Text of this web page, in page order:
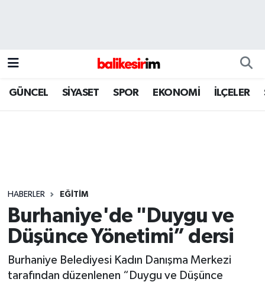
GÜNCEL SİYASET SPOR EKONOMİ İLÇELER
HABERLER EĞİTİM
Burhaniye'de "Duygu ve
Düşünce Yönetimi” dersi
Burhaniye Belediyesi Kadın Danışma Merkezi
tarafından düzenlenen “Duygu ve Düşünce